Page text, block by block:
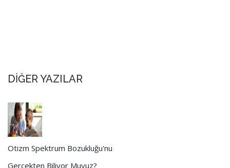
DİĞER YAZILAR
Otizm Spektrum Bozukluğu'nu
Gerçekten Biliyor Muyuz?